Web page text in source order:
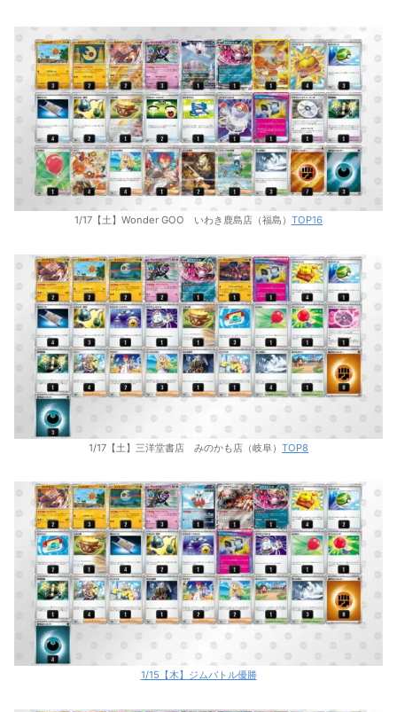
1/17【土】Wonder GOO いわき鹿島店（福島） TOP16
1/17【土】三洋堂書店 みのかも店（岐阜） TOP8
1/15【木】ジムバトル優勝